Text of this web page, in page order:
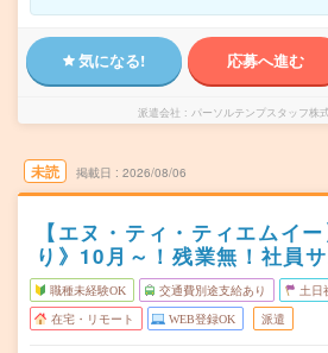
気になる! 応募へ進む
派遣会社 パーソルテンプスタッフ株
未読 掲載日 2026/08/06
【エヌ・ティ・ティエムイ
り》10月～！残業無！社員
職種未経験OK 交通費別途支給あり 土日
在宅・リモート WEB登録OK 派遣